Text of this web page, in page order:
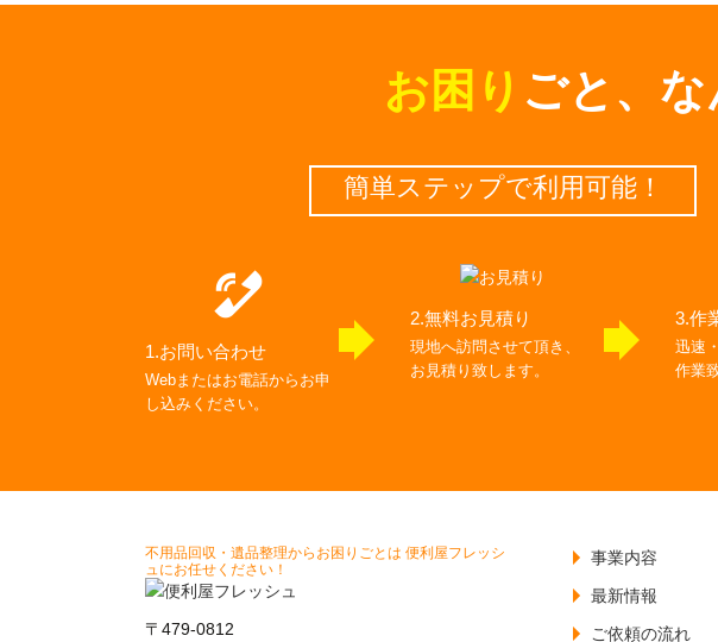
お困り ごと、 な
簡単ステップで利⽤可能！
1.お問い合わせ
Webまたはお電話からお申
し込みください。
2.無料お見積り
現地へ訪問させて頂き、
お⾒積り致します。
3.作
迅速
作業
不用品回収・遺品整理からお困りごとは 便利屋フレッシ
ュにお任せください！
〒479-0812
事業内容
最新情報
ご依頼の流れ